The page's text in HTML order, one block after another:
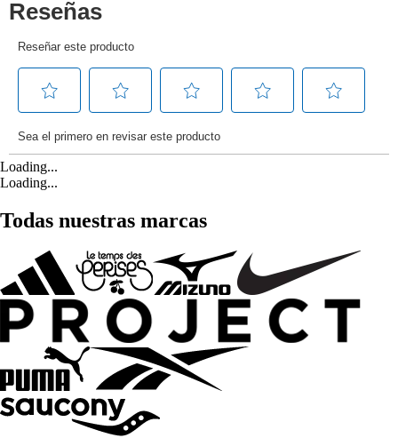
Loading...
Loading...
Todas nuestras marcas